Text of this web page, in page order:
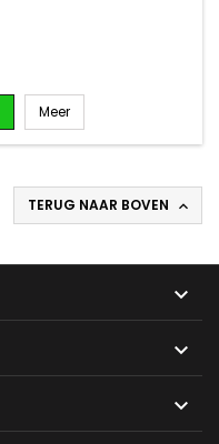
Meer
TERUG NAAR BOVEN 


